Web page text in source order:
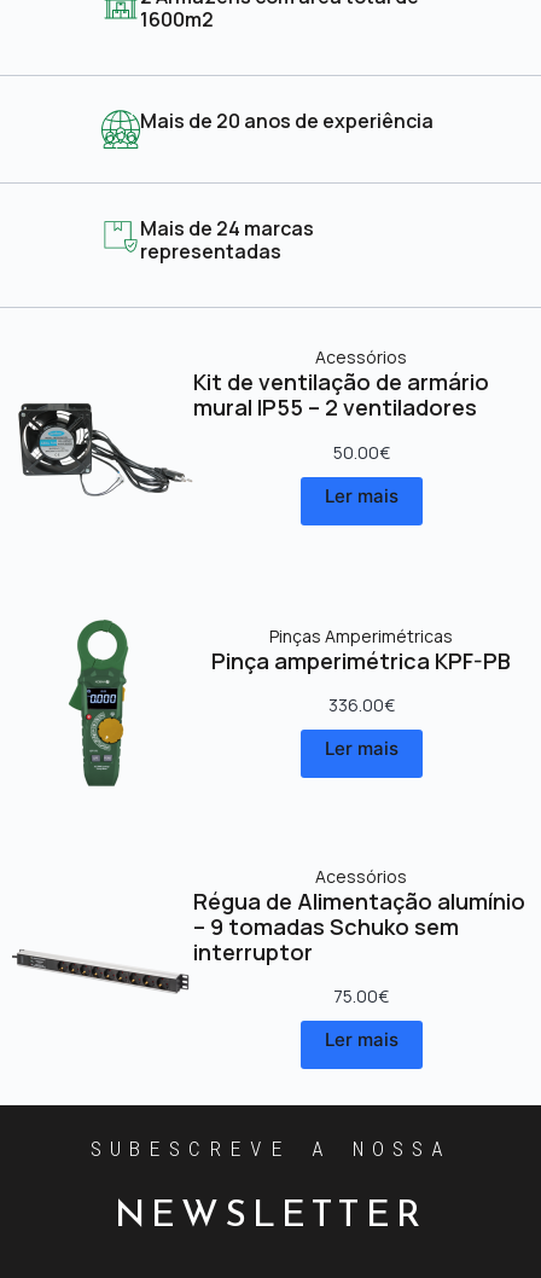
1600m2
Mais de 20 anos de experiência
Mais de 24 marcas
representadas
Acessórios
Kit de ventilação de armário
mural IP55 – 2 ventiladores
50.00€
Ler mais
Pinças Amperimétricas
Pinça amperimétrica KPF-PB
336.00€
Ler mais
Acessórios
Régua de Alimentação alumínio
– 9 tomadas Schuko sem
interruptor
75.00€
Ler mais
SUBESCREVE A NOSSA
NEWSLETTER